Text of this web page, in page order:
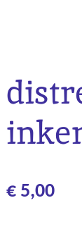
€ 5,00